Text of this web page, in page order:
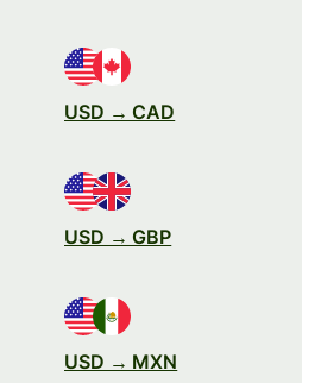
USD → CAD
USD → GBP
USD → MXN